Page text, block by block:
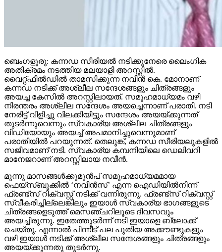
ബെംഗളൂരു: കന്നഡ സീരിയൽ നടിക്കുനേരെ ലൈംഗിക
അതിക്രമം നടത്തിയ മലയാളി അറസ്റ്റിൽ.
വൈറ്റ്‌ഫീൽഡിൽ താമസിക്കുന്ന നവീൻ കെ. മോനാണ്
കന്നഡ നടിക്ക് അശ്ലീല സന്ദേശങ്ങളും ചിത്രങ്ങളും
അയച്ച കേസിൽ അറസ്റ്റിലായത്. സമൂഹമാധ്യമം വഴി
നിരന്തരം അശ്ലീല സന്ദേശം അയച്ചെന്നാണ് പരാതി. നടി
നേരിട്ട് വിളിച്ചു വിലക്കിയിട്ടും സന്ദേശം അയയ്ക്കുന്നത്
തുടർന്നുവെന്നും സ്വകാര്യ അശ്ലീല ചിത്രങ്ങളും
വിഡിയോയും അയച്ച് അപമാനിച്ചുവെന്നുമാണ്
പരാതിയിൽ പറയുന്നത്. തെലുങ്ക്, കന്നഡ സീരിയലുകളിൽ
സജീവമാണ് നടി. സ്വകാര്യ കമ്പനിയിലെ ഡെലിവറി
മാനേജറാണ് അറസ്റ്റിലായ നവീൻ.
മൂന്നു മാസങ്ങൾക്കുമുൻപ് സമൂഹമാധ്യമമായ
ഫെയ്സ്‌ബുക്കിൽ ‘നവീൻസ്’ എന്ന ഐഡിയിൽനിന്ന്
ഫ്രണ്ട്സ് റിക്വസ്റ്റ് നടിക്ക് വന്നിരുന്നു. ഫ്രണ്ട്സ് റിക്വസ്റ്റ്
സ്വീകരിച്ചില്ലെങ്കിലും ഇയാൾ സ്വകാര്യ ഭാഗങ്ങളുടെ
ചിത്രങ്ങളെടുത്ത് മെസഞ്ചറിലൂടെ ദിവസവും
അയച്ചിരുന്നു. ഇതേത്തുടർന്ന് നടി ഇയാളെ ബ്ലോക്ക്
ചെയ്തു. എന്നാൽ പിന്നീട് പല പുതിയ അക്കൗണ്ടുകളും
വഴി ഇയാൾ നടിക്ക് അശ്ലീല സന്ദേശങ്ങളും ചിത്രങ്ങളും
അയയ്ക്കുന്നതു തുടർന്നു.